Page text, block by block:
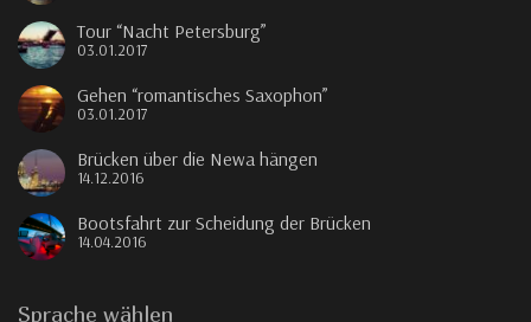
Tour “Nacht Petersburg”
03.01.2017
Gehen “romantisches Saxophon”
03.01.2017
Brücken über die Newa hängen
14.12.2016
Bootsfahrt zur Scheidung der Brücken
14.04.2016
Sprache wählen